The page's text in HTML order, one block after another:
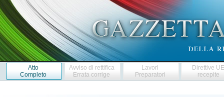
Atto
Completo
Avviso di rettifica
Errata corrige
Lavori
Preparatori
Direttive
recepite